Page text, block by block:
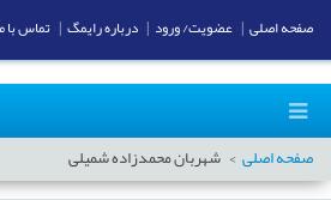
صفحه اصلی شهربان محمدزاده شمیلی
صفحه اصلی عضویت/ ورود درباره رایمگ تماس با ما